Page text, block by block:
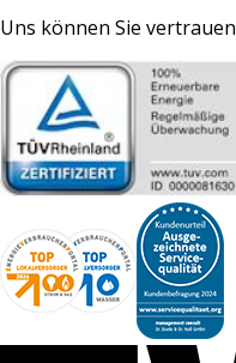
Uns können Sie vertrauen